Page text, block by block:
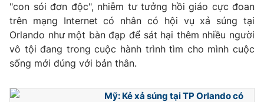
VTV Money VTV Thể thao
VTV Sức khoẻ Bất động sản
Thị trường 24h Tấm lòng Việt
"con sói đơn độc", nhiễm tư tưởng hồi giáo cực đoan
trên mạng Internet có nhân có hội vụ xả súng tại
Orlando như một bàn đạp để sát hại thêm nhiều người
vô tội đang trong cuộc hành trình tìm cho mình cuộc
sống mới đúng với bản thân.
Mỹ: Kẻ xả súng tại TP Orlando có